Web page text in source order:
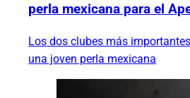
perla mexicana para el
Los dos clubes más
una joven perla mexicana